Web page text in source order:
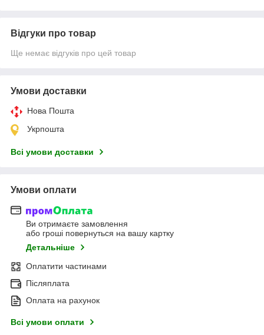
Відгуки про товар
Ще немає відгуків про цей товар
Умови доставки
Нова Пошта
Укрпошта
Всі умови доставки
Умови оплати
Ви отримаєте замовлення
або гроші повернуться на вашу картку
Детальніше
Оплатити частинами
Післяплата
Оплата на рахунок
Всі умови оплати